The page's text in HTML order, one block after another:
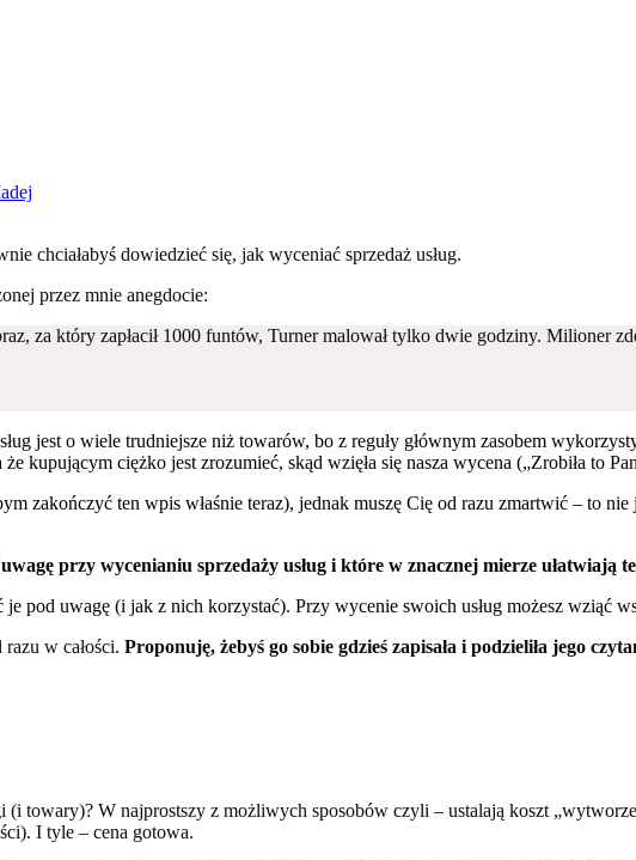
chciałabyś dowiedzieć się, jak wyceniać sprzedaż usług.
przez mnie anegdocie:
za który zapłacił 1000 funtów, Turner malował tylko dwie godziny. Milioner
jest o wiele trudniejsze niż towarów, bo z reguły głównym zasobem
kupującym ciężko jest zrozumieć, skąd wzięła się nasza wycena („Zrobiła to
zakończyć ten wpis właśnie teraz), jednak muszę Cię od razu zmartwić – to
przy wycenianiu sprzedaży usług i które w znacznej mierze ułatwiają
pod uwagę (i jak z nich korzystać). Przy wycenie swoich usług możesz wziąć
w całości. Proponuję, żebyś go sobie gdzieś zapisała i podzieliła jego
towary)? W najprostszy z możliwych sposobów czyli – ustalają koszt
I tyle – cena gotowa.